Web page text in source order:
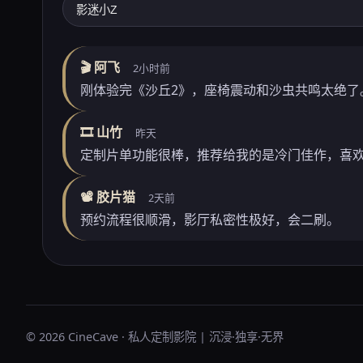
🎬 阿飞 2小时前
刚体验完《沙丘2》，座椅震动和沙虫共鸣太绝了
🎞️ 山竹 昨天
定制片单功能很棒，推荐给我的是冷门佳作，喜
📽️ 胶片猫 2天前
预约流程很顺滑，影厅私密性极好，会二刷。
© 2026 CineCave · 私人定制影院 | 沉浸·独享·无界